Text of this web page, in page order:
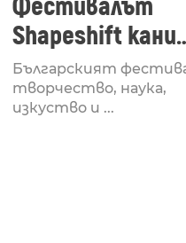
Фестивалът
Shapeshift кани
Fabrizio
за откриването
Българският
творчество, наука,
изкуство и ...